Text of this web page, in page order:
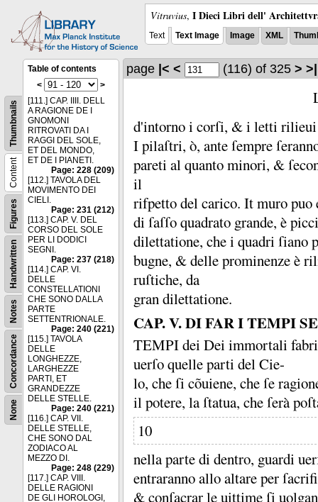
Vitruvius, I Dieci Libri dell'
Text Text Image Image XML
None
Concordance
Notes
Handwritten
Figures
Content
Thumbnails
Table of contents
<
>
[111.] CAP. IIII. DELL
A RAGIONE DE I
GNOMONI
RITROVATI DA I
RAGGI DEL SOLE,
ET DEL MONDO,
ET DE I PIANETI.
Page: 228 (209)
[112.] TAVOLA DEL
MOVIMENTO DEI
CIELI.
Page: 231 (212)
[113.] CAP. V. DEL
CORSO DEL SOLE
PER LI DODICI
SEGNI.
Page: 237 (218)
[114.] CAP. VI.
DELLE
CONSTELLATIONI
CHE SONO DALLA
PARTE
SETTENTRIONALE.
Page: 240 (221)
[115.] TAVOLA
DELLE
LONGHEZZE,
LARGHEZZE
PARTI, ET
GRANDEZZE
DELLE STELLE.
Page: 240 (221)
[116.] CAP. VII.
DELLE STELLE,
CHE SONO DAL
ZODIACO AL
MEZZO DI.
Page: 248 (229)
[117.] CAP. VIII.
DELLE RAGIONI
DE GLI HOROLOGI,
page |< < (116) of 325 > >|
d'intorno i corſi, &i letti rilieui
I pilaſtri, ò, ante ſempre
pareti al quanto minori, &
il
rifpetto del carico. It muro puo
di ſaſſo quadrato grande, è
dilettatione, che i quadri
bugne, &delle prominenze è
ruſtiche, da
gran dilettatione.
CAP. V. DI FAR I TEMPI
TEMPI dei Dei immortali
uerſo quelle parti del Cie-
lo, che ſi cõuiene, che ſe
il potere, la ſtatua, che ſerà
10
nella parte di dentro, guardi
entraranno allo altare per
&conſacrar le uittime ſi